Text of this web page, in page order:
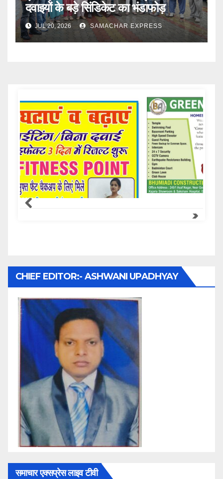
दवाइयों के बड़े सिंडिकेट का भंडाफोड़
JUL 20, 2026 SAMACHAR EXPRESS
Samachar Express
CHIEF EDITOR:- ASHWANI UPADHYAY
समाचार एक्सप्रेस लाइव टीवी